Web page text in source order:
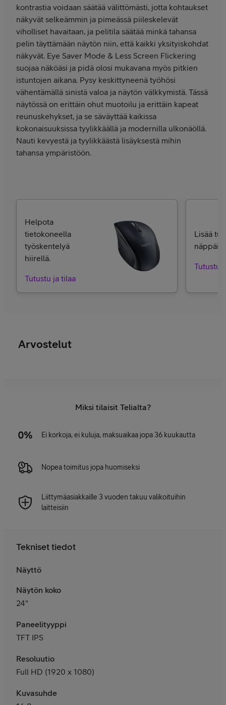
kontrastia voidaan säätää välittömästi, jotta kohtaukset
näkyvät selkeämmin ja pimeässä piileskelevät
viholliset havaitaan, ja pelitila säätää minkä tahansa
pelin täyttämään näytön niin, että kaikki yksityiskohdat
näkyvät. Eye Saver Mode & Less Screen Flickering
suojaa näköäsi ja pidä olosi mukavana myös pitkien
istuntojen aikana. Pysy keskittyneenä työhösi
vähentämällä sinistä valoa ja näytön välkkymistä. Tässä
näytössä on erittäin ohut muotoilu ja erittäin kapeat
reunuskehykset, ja se säväyttää kaikissa
kokonaisuuksissa tyylikkäällä ja modernilla ulkonäöllä.
Nauti kevyestä ja tyylikkäästä lisäyksestä mihin
tahansa ympäristöön.
Helpota
tietokoneella
työskentelyä
hiirellä.
Tutustu ja tilaa
Lisää
Tutustu
Arvostelut
Miksi tilaisit Telialta?
Ei korkoja, ei kuluja, maksuaikaa jopa 36 kuukautta
Nopea toimitus jopa huomiseksi
Liittymäasiakkaille 3 vuoden takuu valikoituihin
laitteisiin
Tekniset tiedot
Näyttö
Näytön koko
24"
Paneelityyppi
TFT IPS
Resoluutio
Full HD (1920 x 1080)
Kuvasuhde